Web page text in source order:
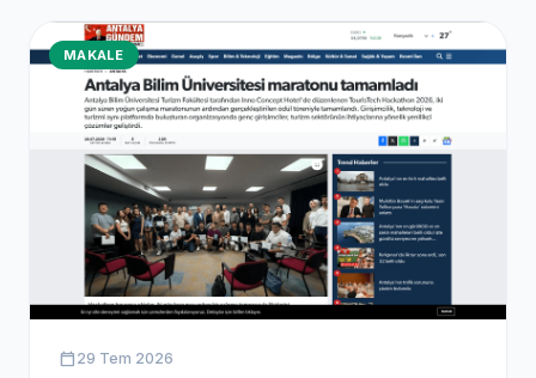
MAKALE
calendar_today 29 Tem 2026